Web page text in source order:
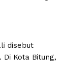
disebut
Kota Bitung,